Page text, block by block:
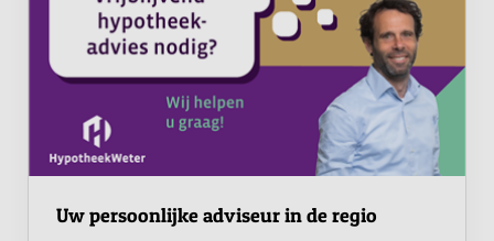
Uw persoonlijke adviseur in de regio